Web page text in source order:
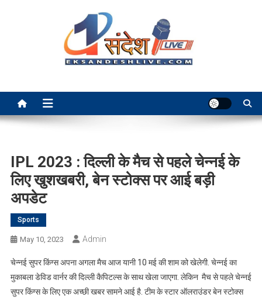
IPL 2023 : दिल्ली के मैच से पहले चेन्नई के
लिए खुशखबरी, बेन स्टोक्स पर आई बड़ी
अपडेट
Sports
May 10, 2023 Admin
चेन्नई सुपर किंग्स अपना अगला मैच आज यानी 10 मई की शाम को खेलेगी. चेन्नई का
मुकाबला डेविड वार्नर की दिल्ली कैपिटल्स के साथ खेला जाएगा. लेकिन मैच से पहले चेन्नई
सुपर किंग्स के लिए एक अच्छी खबर सामने आई है. टीम के स्टार ऑलराउंडर बेन स्टोक्स